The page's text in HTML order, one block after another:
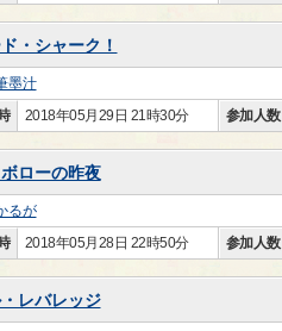
・シャーク！
墨汁
2018年05月29日 21時30分 参加人数
ローの昨夜
るが
2018年05月28日 22時50分 参加人数
レバレッジ